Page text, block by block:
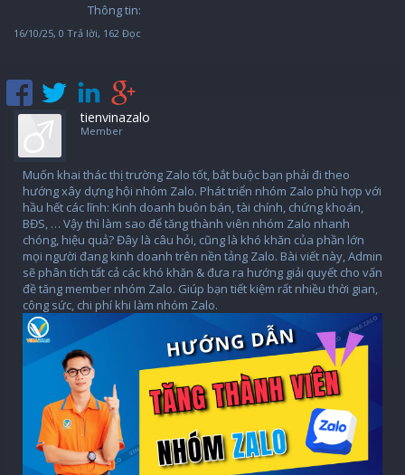
Thông tin:
16/10/25, 0 Trả lời, 162 Đọc
tienvinazalo
Member
Muốn khai thác thị trường Zalo tốt, bắt buộc bạn phải đi theo
hướng xây dựng hội nhóm Zalo. Phát triển nhóm Zalo phù hợp với
hầu hết các lĩnh: Kinh doanh buôn bán, tài chính, chứng khoán,
BĐS, … Vậy thì làm sao để tăng thành viên nhóm Zalo nhanh
chóng, hiệu quả? Đây là câu hỏi, cũng là khó khăn của phần lớn
mọi người đang kinh doanh trên nền tảng Zalo. Bài viết này, Admin
sẽ phân tích tất cả các khó khăn & đưa ra hướng giải quyết cho vấn
đề tăng member nhóm Zalo. Giúp bạn tiết kiệm rất nhiều thời gian,
công sức, chi phí khi làm nhóm Zalo.